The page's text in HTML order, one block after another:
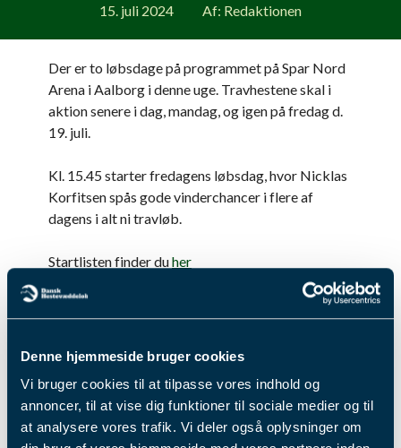
Denne hjemmeside bruger cookies
Vi bruger cookies til at tilpasse vores indhold og
annoncer, til at vise dig funktioner til sociale medier og til
at analysere vores trafik. Vi deler også oplysninger om
15. juli 2024 Af: Redaktionen
Der er to løbsdage på programmet på Spar Nord
Arena i Aalborg i denne uge. Travhestene skal i
aktion senere i dag, mandag, og igen på fredag d.
19. juli.
Kl. 15.45 starter fredagens løbsdag, hvor Nicklas
Korfitsen spås gode vinderchancer i flere af
dagens i alt ni travløb.
Startlisten finder duher
Fik du læst...